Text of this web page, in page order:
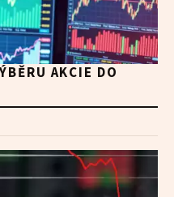
AKCIE DO